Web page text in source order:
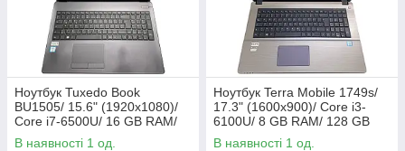
Ноутбук Tuxedo Book
BU1505/ 15.6" (1920x1080)/
Core i7-6500U/ 16 GB RAM/
256 GB SSD/ HD 520
В наявності 1 од.
Ноутбук Terra Mobile 1749s/
17.3" (1600x900)/ Core i3-
6100U/ 8 GB RAM/ 128 GB
SSD/ HD 520
В наявності 1 од.